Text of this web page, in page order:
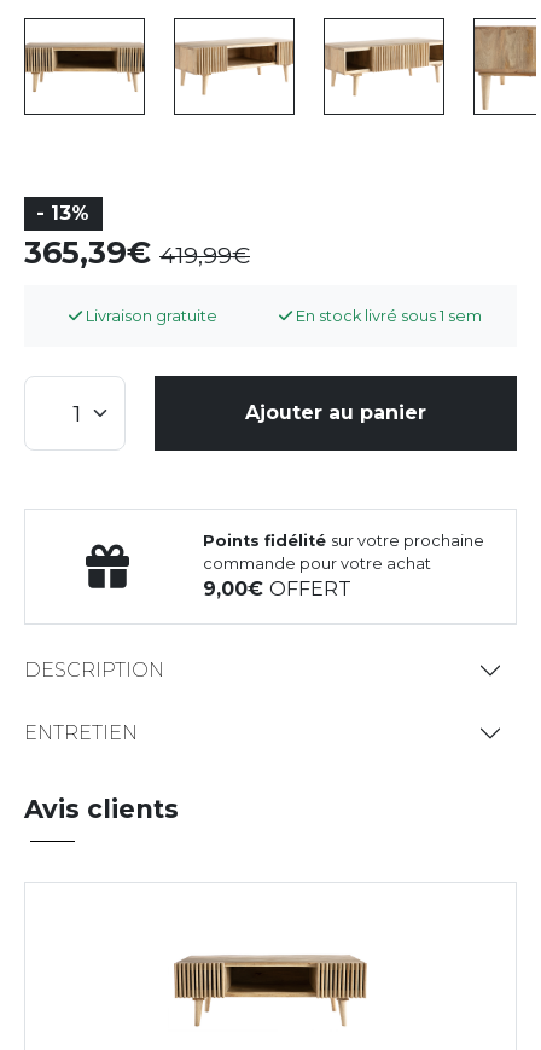
- 13%
365,39 419,99
Livraison gratuite En stock livré sous 1 sem
Ajouter au panier
Points fidélité sur votre prochaine
commande pour votre achat
9,00OFFERT
DESCRIPTION
ENTRETIEN
Avis clients